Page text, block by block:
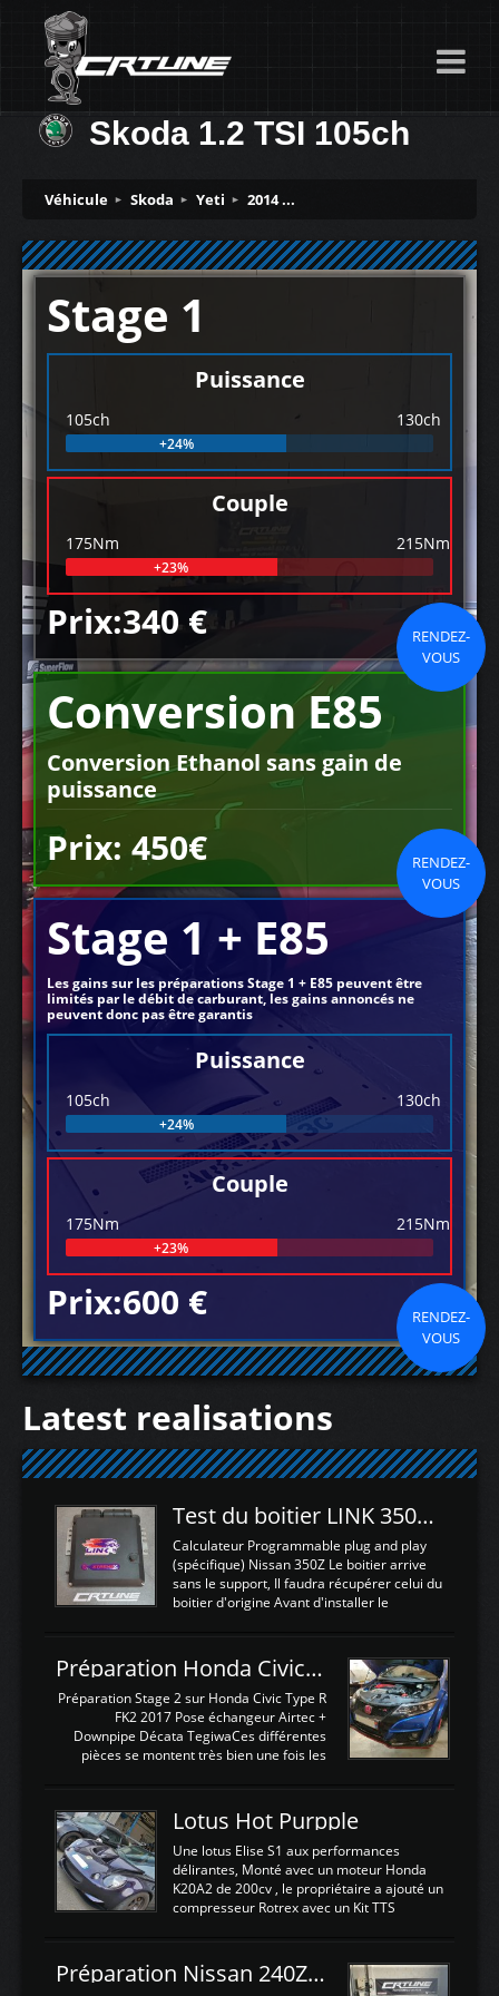
Skoda 1.2 TSI 105ch
Véhicule Skoda Yeti 2014 ...
Stage 1
Puissance
105ch 130ch
+24%
Couple
175Nm 215Nm
+23%
Prix:340 €
RENDEZ-
VOUS
Conversion E85
Conversion Ethanol sans gain de
puissance
Prix: 450€
RENDEZ-
VOUS
Stage 1 + E85
Les gains sur les préparations Stage 1 + E85 peuvent être
limités par le débit de carburant, les gains annoncés ne
peuvent donc pas être garantis
Puissance
105ch 130ch
+24%
Couple
175Nm 215Nm
+23%
Prix:600 €
RENDEZ-
VOUS
Latest realisations
Test du boitier LINK 350Z Plugin ECU
Calculateur Programmable plug and play
(spécifique) Nissan 350Z Le boitier arrive
sans le support, Il faudra récupérer celui du
boitier d'origine Avant d'installer le
d'envoyer l'information de la large bande
dans le boitier. sydney sweeney deepfake
La sortie 0-5V de l'afr sera connectée sur
l'entrée AN Volt 8 et GndAN pour
Analogique, et Volt car l'information est une
tension (Pas une résistance variable d'un
est temps de brancher le ...
Préparation Honda Civic Type R FK2
Préparation Stage 2 sur Honda Civic Type R
FK2 2017 Pose échangeur Airtec +
Downpipe Décata TegiwaCes différentes
pièces se montent très bien une fois les
légere découpe du plastique inferieur,
negénant en rien la structure ou le
fonctionnement du fond plat. Une
reprogrammation Stage 2 est faite sur le
calculateur d'origine. Une alternative
économique au passage sur Hondata
d'origine 310cv et 400Nn , Une fois
reprogrammé et les ...
Lotus Hot Purpple
Une lotus Elise S1 aux performances
délirantes, Monté avec un moteur Honda
K20A2 de 200cv , le propriétaire a ajouté un
compresseur Rotrex avec un Kit TTS
d'augmenter la puissance de son moteur:
un watercooler a été ajouté. 300Cv sans
Préparation Nissan 240Z SR20DET